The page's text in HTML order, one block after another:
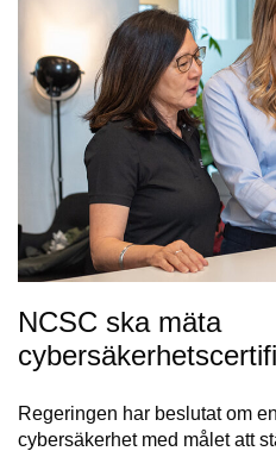
NCSC ska mäta
Regeringen har beslutat om
cybersäkerhet med målet att